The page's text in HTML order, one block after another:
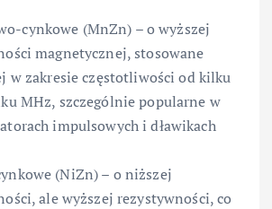
cynkowe (MnZn) – o wyższej
magnetycznej, stosowane
w zakresie częstotliwości od kilku
MHz, szczególnie popularne w
impulsowych i dławikach
(NiZn) – o niższej
ale wyższej rezystywności, co